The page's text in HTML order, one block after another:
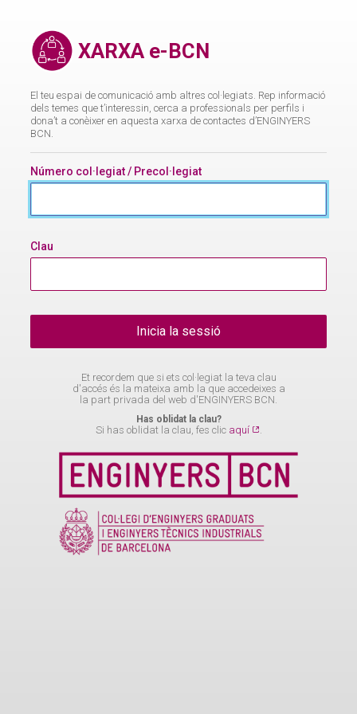
e-
BCN
XARXA e-BCN
El teu espai de comunicació amb altres col·legiats. Rep informació
dels temes que t’interessin, cerca a professionals per perfils i
dona’t a conèixer en aquesta xarxa de contactes d’ENGINYERS
BCN.
Número col·legiat / Precol·legiat
Clau
Et recordem que si ets col·legiat la teva clau
d'accés és la mateixa amb la que accedeixes a
la part privada del web d'ENGINYERS BCN.
Has oblidat la clau?
Si has oblidat la clau, fes clic aquí .